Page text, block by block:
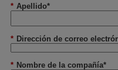
* Apellido*
* Dirección de correo
* Nombre de la compañía*